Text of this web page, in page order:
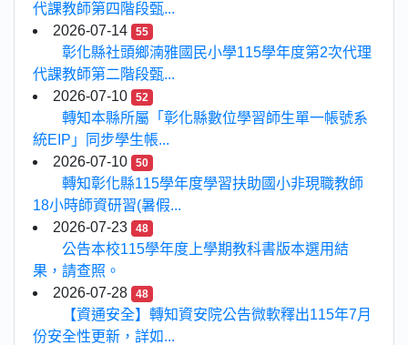
代課教師第四階段甄...
2026-07-14
55
彰化縣社頭鄉湳雅國民小學115學年度第2次代理
代課教師第二階段甄...
2026-07-10
52
轉知本縣所屬「彰化縣數位學習師生單一帳號系
統EIP」同步學生帳...
2026-07-10
50
轉知彰化縣115學年度學習扶助國小非現職教師
18小時師資研習(暑假...
2026-07-23
48
公告本校115學年度上學期教科書版本選用結
果，請查照。
2026-07-28
48
【資通安全】轉知資安院公告微軟釋出115年7月
份安全性更新，詳如...